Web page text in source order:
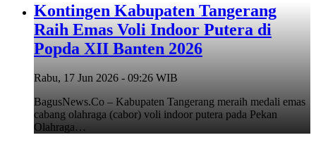
Kontingen Kabupaten Tangerang
Raih Emas Voli Indoor Putera di
Popda XII Banten 2026
Rabu, 17 Jun 2026 - 09:26 WIB
BagusNews.Co – Kabupaten Tangerang meraih medali emas
cabang olahraga (cabor) voli indoor putera pada Pekan
Olahraga…